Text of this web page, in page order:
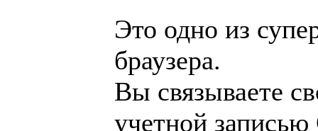
Это одно из
браузера.
Вы связываете
учетной